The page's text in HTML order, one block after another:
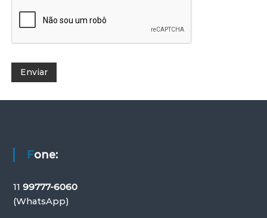
Fone:
11 99777-6060
(WhatsApp)